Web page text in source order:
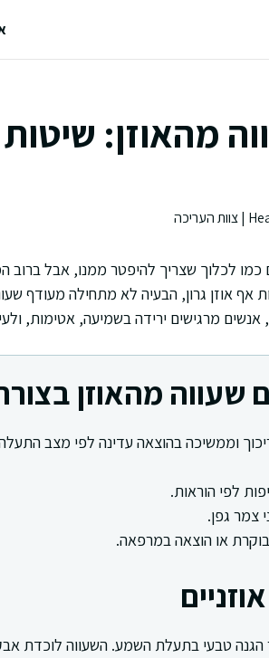
מהאוזן: שיטות
כמו לכלוך שצריך להיפטר ממנו, אבל ברוב
אף אוזן גרון, הבעיה לא מתחילה מעודף
מרגישים ירידה בשמיעה, אטימות,
שעווה מהאוזן
וממשיכה בהוצאה עדינה לפי מצב
לפי הוראות.
צמר גפן.
או הוצאה במרפאה.
הגנה טבעי בתעלת השמע. השעווה לוכדת